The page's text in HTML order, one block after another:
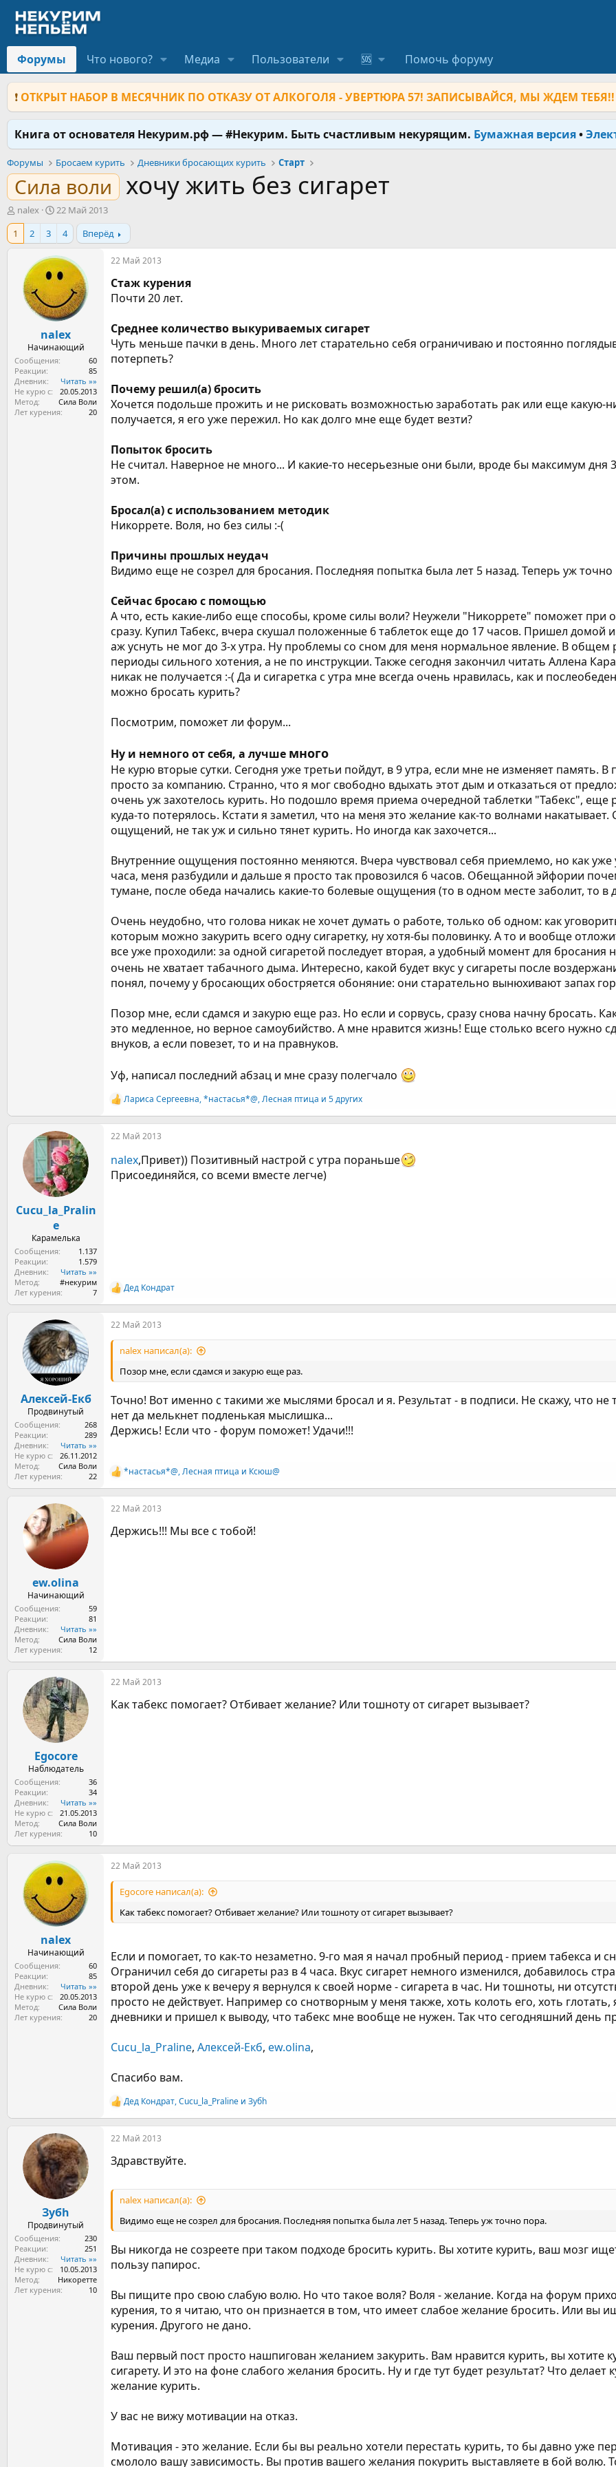
Форумы Что нового? Медиа Пользователи 🆘 Помочь форуму
❗ ОТКРЫТ НАБОР В МЕСЯЧНИК ПО ОТКАЗУ ОТ АЛКОГОЛЯ - УВЕРТЮРА 57! ЗАПИСЫВАЙСЯ, МЫ ЖДЕМ ТЕБЯ!!
Книга от основателя Некурим.рф — #Некурим. Быть счастливым некурящим. Бумажная версия•
Форумы Бросаем курить Дневники бросающих курить Старт
Сила воли хочу жить без сигарет
А
в
о
nalex
Д
а
а
н
а
ч
а
л
а
22 Май 2013
1
2 3 4 Вперёд
nalex
Начинающий
Сообщения
60
Реакции
85
Дневник
Читать »»
Не курю с
20.05.2013
Метод
Сила Воли
Лет курения
20
22 Май 2013
Стаж курения
Почти 20 лет.
Среднее количество выкуриваемых сигарет
Чуть меньше пачки в день. Много лет старательно себя ограничиваю и постоянно
потерпеть?
Почему решил(а) бросить
Хочется подольше прожить и не рисковать возможностью заработать рак или еще какую-
получается, я его уже пережил. Но как долго мне еще будет везти?
Попыток бросить
Не считал. Наверное не много... И какие-то несерьезные они были, вроде бы максимум дня
этом.
Бросал(а) с использованием методик
Никоррете. Воля, но без силы :-(
Причины прошлых неудач
Видимо еще не созрел для бросания. Последняя попытка была лет 5 назад. Теперь уж точно
Сейчас бросаю с помощью
А что, есть какие-либо еще способы, кроме силы воли? Неужели "Никоррете" поможет при
сразу. Купил Табекс, вчера скушал положенные 6 таблеток еще до 17 часов. Пришел домой
аж уснуть не мог до 3-х утра. Ну проблемы со сном для меня нормальное явление. В общем
периоды сильного хотения, а не по инструкции. Также сегодня закончил читать Аллена
никак не получается :-( Да и сигаретка с утра мне всегда очень нравилась, как и
можно бросать курить?
Посмотрим, поможет ли форум...
Ну и немного от себя, а лучше много
Не курю вторые сутки. Сегодня уже третьи пойдут, в 9 утра, если мне не изменяет память.
просто за компанию. Странно, что я мог свободно вдыхать этот дым и отказаться от
очень уж захотелось курить. Но подошло время приема очередной таблетки "Табекс",
куда-то потерялось. Кстати я заметил, что на меня это желание как-то волнами
ощущений, не так уж и сильно тянет курить. Но иногда как захочется...
Внутренние ощущения постоянно меняются. Вчера чувствовал себя приемлемо, но как
часа, меня разбудили и дальше я просто так провозился 6 часов. Обещанной эйфории
тумане, после обеда начались какие-то болевые ощущения (то в одном месте заболит, то в
Очень неудобно, что голова никак не хочет думать о работе, только об одном: как
которым можно закурить всего одну сигаретку, ну хотя-бы половинку. А то и вообще
все уже проходили: за одной сигаретой последует вторая, а удобный момент для
очень не хватает табачного дыма. Интересно, какой будет вкус у сигареты после
понял, почему у бросающих обостряется обоняние: они старательно вынюхивают запах
Позор мне, если сдамся и закурю еще раз. Но если и сорвусь, сразу снова начну бросать.
это медленное, но верное самоубийство. А мне нравится жизнь! Еще столько всего нужно
внуков, а если повезет, то и на правнуков.
Уф, написал последний абзац и мне сразу полегчало
Р
е
а
к
и
и
:
Лариса Сергеевна,*настасья*@,Лесная птица и 5 других
Cucu_la_Pralin
e
Карамелька
Сообщения
1.137
Реакции
1.579
Дневник
Читать »»
Метод
#некурим
Лет курения
7
22 Май 2013
nalex,Привет)) Позитивный настрой с утра пораньше
Присоединяйся, со всеми вместе легче)
Р
е
а
к
Дед Кондрат
Алексей-Екб
Продвинутый
Сообщения
268
Реакции
289
Дневник
Читать »»
Не курю с
26.11.2012
Метод
Сила Воли
Лет курения
22
22 Май 2013
nalex написал(а):
Позор мне, если сдамся и закурю еще раз.
Точно! Вот именно с такими же мыслями бросал и я. Результат - в подписи. Не скажу, что не
нет да мелькнет подленькая мыслишка...
Держись! Если что - форум поможет! Удачи!!!
Р
е
а
к
и
*настасья*@,Лесная птица и Ксюш@
ew.olina
Начинающий
Сообщения
59
Реакции
81
Дневник
Читать »»
Метод
Сила Воли
Лет курения
12
22 Май 2013
Держись!!! Мы все с тобой!
Egocore
Наблюдатель
Сообщения
36
Реакции
34
Дневник
Читать »»
Не курю с
21.05.2013
Метод
Сила Воли
Лет курения
10
22 Май 2013
Как табекс помогает? Отбивает желание? Или тошноту от сигарет вызывает?
nalex
Начинающий
Сообщения
60
Реакции
85
Дневник
Читать »»
Не курю с
20.05.2013
Метод
Сила Воли
Лет курения
20
22 Май 2013
Egocore написал(а):
Как табекс помогает? Отбивает желание? Или тошноту от сигарет вызывает?
Если и помогает, то как-то незаметно. 9-го мая я начал пробный период - прием табекса и
Ограничил себя до сигареты раз в 4 часа. Вкус сигарет немного изменился, добавилось
второй день уже к вечеру я вернулся к своей норме - сигарета в час. Ни тошноты, ни
просто не действует. Например со снотворным у меня также, хоть колоть его, хоть
дневники и пришел к выводу, что табекс мне вообще не нужен. Так что сегодняшний день
Cucu_la_Praline, Алексей-Екб, ew.olina,
Спасибо вам.
Р
е
а
к
и
Дед Кондрат,Cucu_la_Praline и Зубh
Зубh
Продвинутый
Сообщения
230
Реакции
251
Дневник
Читать »»
Не курю с
10.05.2013
Метод
Никоретте
Лет курения
10
22 Май 2013
Здравствуйте.
nalex написал(а):
Видимо еще не созрел для бросания. Последняя попытка была лет 5 назад. Теперь уж точно пора.
Вы никогда не созреете при таком подходе бросить курить. Вы хотите курить, ваш мозг
пользу папирос.
Вы пищите про свою слабую волю. Но что такое воля? Воля - желание. Когда на форум
курения, то я читаю, что он признается в том, что имеет слабое желание бросить. Или вы
курения. Другого не дано.
Ваш первый пост просто нашпигован желанием закурить. Вам нравится курить, вы хотите
сигарету. И это на фоне слабого желания бросить. Ну и где тут будет результат? Что
желание курить.
У вас не вижу мотивации на отказ.
Мотивация - это желание. Если бы вы реально хотели перестать курить, то бы давно уже
смололо вашу зависимость. Вы против вашего желания покурить выставляете в бой волю.